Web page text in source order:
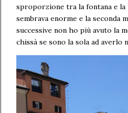
sproporzione tra la fontana e la
sembrava enorme e la seconda
successive non ho più avuto la
chissà se sono la sola ad averlo